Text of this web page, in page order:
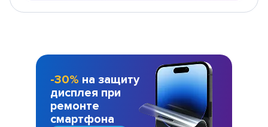
-30% на защиту
дисплея при
ремонте
смартфона